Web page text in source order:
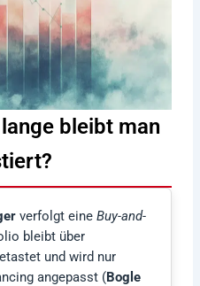
bleibt man
verfolgt eineBuy-and-
bleibt über
und wird nur
angepasst (Bogle